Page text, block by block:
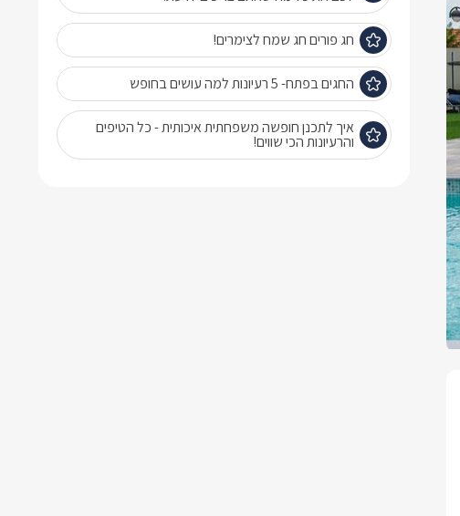
חג פורים חג שמח לצימרים!
החגים בפתח- 5 רעיונות למה עושים בחופש
איך לתכנן חופשה משפחתית איכותית - כל הטיפים
והרעיונות הכי שווים!